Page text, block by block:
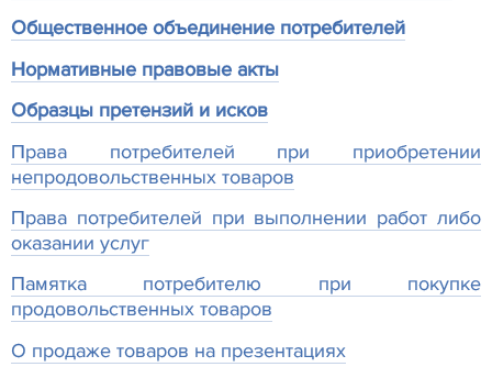
Общественное объединение потребителей
Нормативные правовые акты
Образцы претензий и исков
Права потребителей при приобретении
непродовольственных товаров
Права потребителей при выполнении работ либо
оказании услуг
Памятка потребителю при покупке
продовольственных товаров
О продаже товаров на презентациях